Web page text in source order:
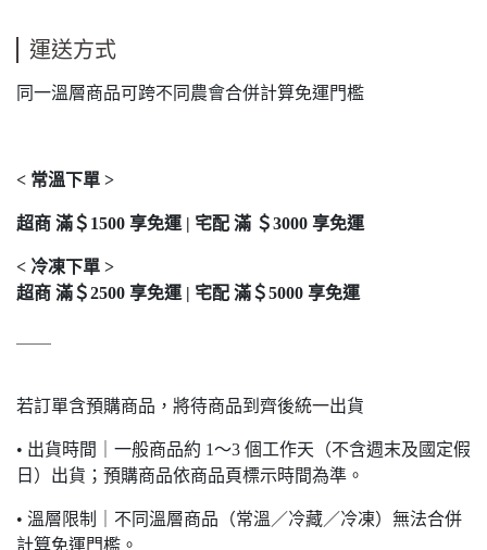
運送方式
同一溫層商品可跨不同農會合併計算免運門檻
< 常溫下單 >
超商 滿＄1500 享免運 | 宅配 滿 ＄3000 享免運
< 冷凍下單 >
超商 滿＄2500 享免運 | 宅配 滿＄5000 享免運
若訂單含預購商品，將待商品到齊後統一出貨
• 出貨時間｜一般商品約 1～3 個工作天（不含週末及國定假
日）出貨；預購商品依商品頁標示時間為準。
• 溫層限制｜不同溫層商品（常溫／冷藏／冷凍）無法合併
計算免運門檻。